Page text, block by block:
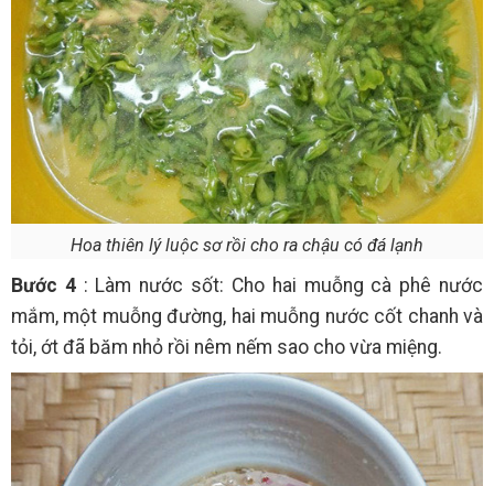
Hoa thiên lý luộc sơ rồi cho ra chậu có đá lạnh
Bước 4: Làm nước sốt: Cho hai muỗng cà phê nước
mắm, một muỗng đường, hai muỗng nước cốt chanh và
tỏi, ớt đã băm nhỏ rồi nêm nếm sao cho vừa miệng.